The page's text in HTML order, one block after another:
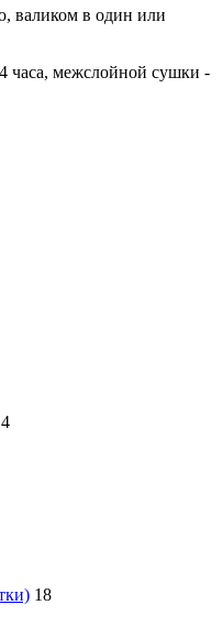
валиком в один или
часа, межслойной сушки -
18